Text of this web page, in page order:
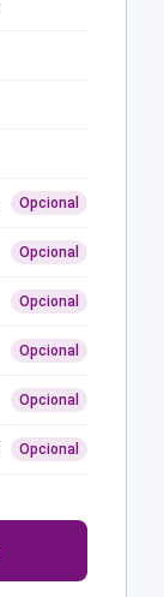
Opcional
Opcional
Opcional
Opcional
Opcional
Opcional